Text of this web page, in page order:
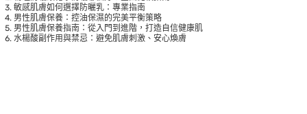
敏感肌膚如何選擇防曬乳：專業指南
男性肌膚保養：控油保濕的完美平衡策略
男性肌膚保養指南：從入門到進階，打造自信健康肌
水楊酸副作用與禁忌：避免肌膚刺激、安心煥膚